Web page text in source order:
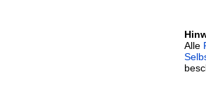
Alle